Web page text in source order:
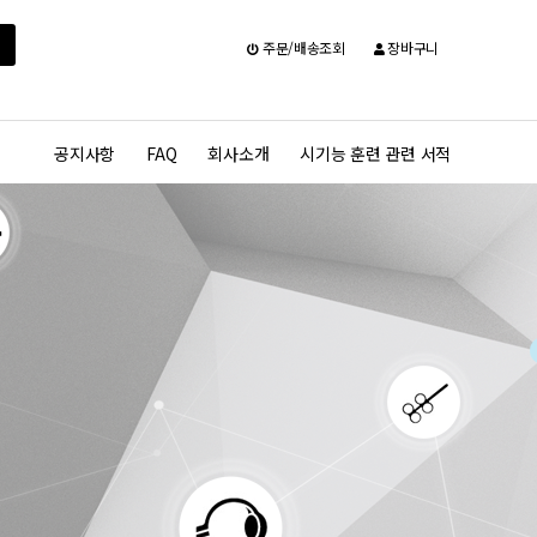
주문/배송조회 장바구니
공지사항 FAQ 회사소개 시기능 훈련 관련 서적